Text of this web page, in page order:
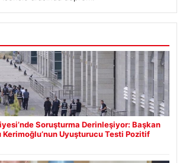
Soruşturma Derinleşiyor: Başkan
Kerimoğlu’nun Uyuşturucu Testi Pozitif